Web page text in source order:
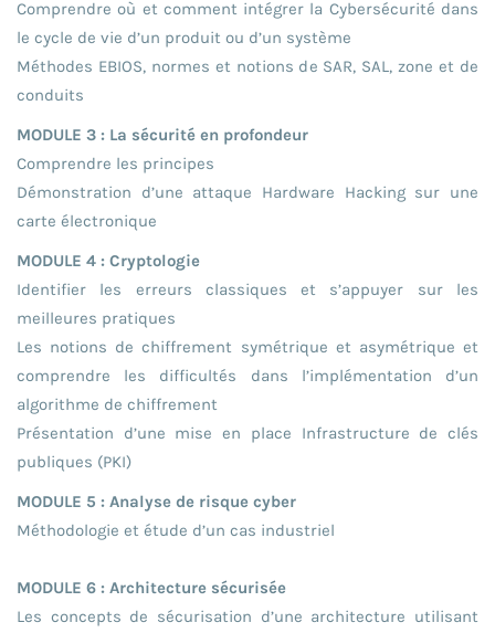
Comprendre où et comment intégrer la Cybersécurité dans
le cycle de vie d’un produit ou d’un système
Méthodes EBIOS, normes et notions de SAR, SAL, zone et de
conduits
MODULE 3 : La sécurité en profondeur
Comprendre les principes
Démonstration d’une attaque Hardware Hacking sur une
carte électronique
MODULE 4 : Cryptologie
Identifier les erreurs classiques et s’appuyer sur les
meilleures pratiques
Les notions de chiffrement symétrique et asymétrique et
comprendre les difficultés dans l’implémentation d’un
algorithme de chiffrement
Présentation d’une mise en place Infrastructure de clés
publiques (PKI)
MODULE 5 : Analyse de risque cyber
Méthodologie et étude d’un cas industriel
MODULE 6 : Architecture sécurisée
Les concepts de sécurisation d’une architecture utilisant